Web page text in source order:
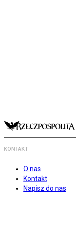
KONTAKT
O nas
Kontakt
Napisz do nas